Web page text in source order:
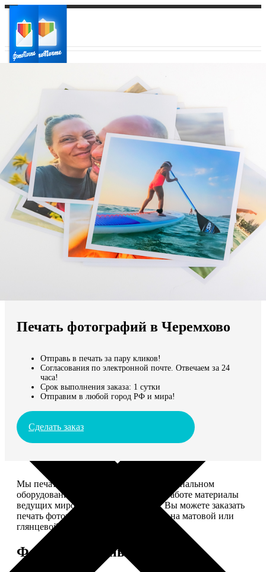
Ваш регион доставки
Выберите из списка:
Мы доставляем по всему миру
Продолжить без города
Печать фотографий в Черемхово
Отправь в печать за пару кликов!
Согласования по электронной почте. Отвечаем за 24
часа!
Срок выполнения заказа: 1 сутки
Отправим в любой город РФ и мира!
Сделать заказ
Мы печатаем фотографии на профессиональном
оборудовании Noritsu, используем в работе материалы
ведущих мировых производителей. Вы можете заказать
печать фотографий разных форматов на матовой или
глянцевой фотобумаге.
Форматы и цены